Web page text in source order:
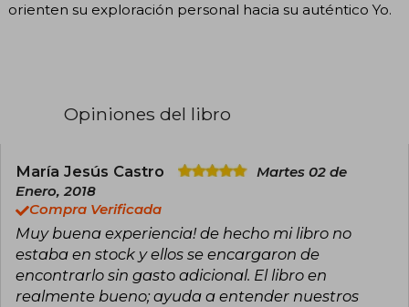
orienten su exploración personal hacia su auténtico Yo.
Opiniones del libro
María Jesús Castro
Martes 02 de
Enero, 2018
Compra Verificada
Muy buena experiencia! de hecho mi libro no
estaba en stock y ellos se encargaron de
encontrarlo sin gasto adicional. El libro en
realmente bueno; ayuda a entender nuestros